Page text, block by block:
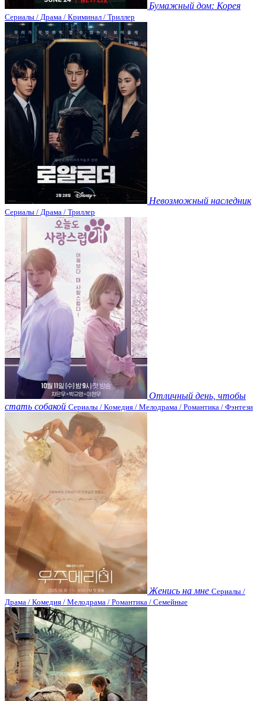
Бумажный дом: Корея
Сериалы / Драма / Криминал / Триллер
Невозможный наследник
Сериалы / Драма / Триллер
Отличный день, чтобы
стать собакой Сериалы / Комедия / Мелодрама / Романтика / Фэнтези
Женись на мне Сериалы /
Драма / Комедия / Мелодрама / Романтика / Семейные